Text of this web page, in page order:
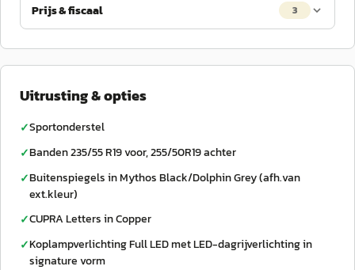
Prijs & fiscaal 3
Uitrusting & opties
✓Sportonderstel
✓Banden 235/55 R19 voor, 255/50R19 achter
✓Buitenspiegels in Mythos Black/Dolphin Grey (afh.van
ext.kleur)
✓CUPRA Letters in Copper
✓Koplampverlichting Full LED met LED-dagrijverlichting in
signature vorm